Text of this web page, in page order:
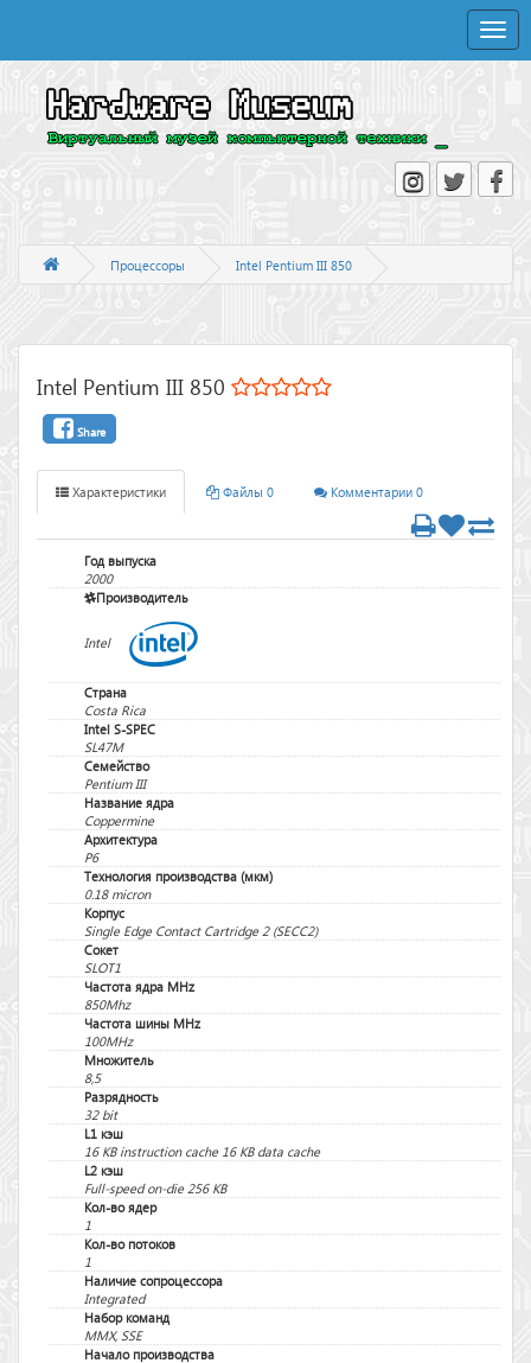
Toggle
Процессоры Intel Pentium III 850
Intel Pentium III 850
Share
Характеристики Файлы 0 Комментарии 0
Год выпуска
2000
Производитель
Intel
Страна
Costa Rica
Intel S-SPEC
SL47M
Семейство
Pentium III
Название ядра
Coppermine
Архитектура
P6
Технология производства (мкм)
0.18 micron
Корпус
Single Edge Contact Cartridge 2 (SECC2)
Сокет
SLOT1
Частота ядра MHz
850Mhz
Частота шины MHz
100MHz
Множитель
8,5
Разрядность
32 bit
L1 кэш
16 KB instruction cache 16 KB data cache
L2 кэш
Full-speed on-die 256 KB
Кол-во ядер
1
Кол-во потоков
1
Наличие сопроцессора
Integrated
Набор команд
MMX, SSE
Начало производства